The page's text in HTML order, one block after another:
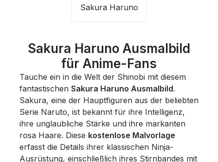
Sakura Haruno
Sakura Haruno Ausmalbild
für Anime-Fans
Tauche ein in die Welt der Shinobi mit diesem
fantastischen Sakura Haruno Ausmalbild.
Sakura, eine der Hauptfiguren aus der beliebten
Serie Naruto, ist bekannt für ihre Intelligenz,
ihre unglaubliche Stärke und ihre markanten
rosa Haare. Diese kostenlose Malvorlage
erfasst die Details ihrer klassischen Ninja-
Ausrüstung, einschließlich ihres Stirnbandes mit